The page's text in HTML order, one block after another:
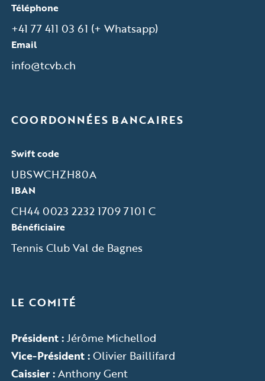
Téléphone
+41 77 411 03 61 (+ Whatsapp)
Email
info@tcvb.ch
COORDONNÉES BANCAIRES
Swift code
UBSWCHZH80A
IBAN
CH44 0023 2232 1709 7101 C
Bénéficiaire
Tennis Club Val de Bagnes
LE COMITÉ
Président :Jérôme Michellod
Vice-Président :Olivier Baillifard
Caissier :Anthony Gent